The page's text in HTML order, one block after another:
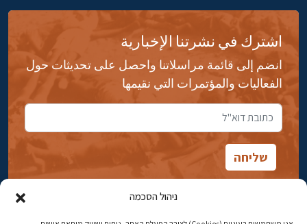
ניהול הסכמה
اشترك في نشرتنا الإخبارية
انضم إلى قائمة مراسلاتنا واحصل على تحديثات حول
الفعاليات والمؤتمرات التي نقيمها